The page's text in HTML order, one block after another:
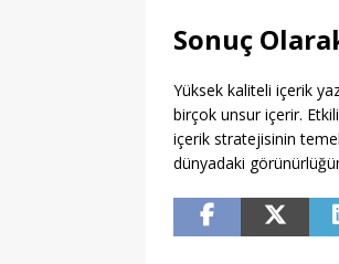
Sonuç
Yüksek kaliteli içerik
birçok unsur içerir.
içerik stratejisinin
dünyadaki